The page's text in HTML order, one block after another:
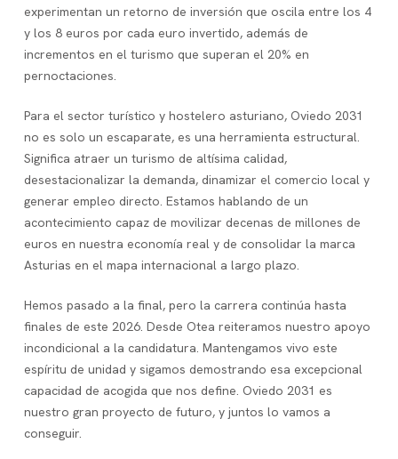
experimentan un retorno de inversión que oscila entre los 4
y los 8 euros por cada euro invertido, además de
incrementos en el turismo que superan el 20% en
pernoctaciones.
Para el sector turístico y hostelero asturiano, Oviedo 2031
no es solo un escaparate, es una herramienta estructural.
Significa atraer un turismo de altísima calidad,
desestacionalizar la demanda, dinamizar el comercio local y
generar empleo directo. Estamos hablando de un
acontecimiento capaz de movilizar decenas de millones de
euros en nuestra economía real y de consolidar la marca
Asturias en el mapa internacional a largo plazo.
Hemos pasado a la final, pero la carrera continúa hasta
finales de este 2026. Desde Otea reiteramos nuestro apoyo
incondicional a la candidatura. Mantengamos vivo este
espíritu de unidad y sigamos demostrando esa excepcional
capacidad de acogida que nos define. Oviedo 2031 es
nuestro gran proyecto de futuro, y juntos lo vamos a
conseguir.